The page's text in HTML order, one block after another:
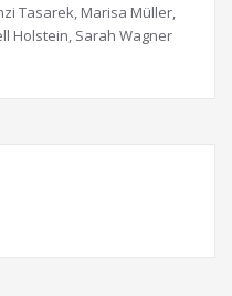
Tasarek, Marisa Müller,
Holstein, Sarah Wagner